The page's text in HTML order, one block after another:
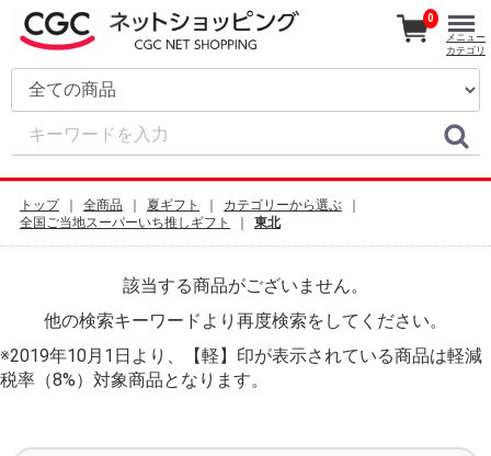
0
メニュー
カテゴリ
トップ 全商品 夏ギフト
カテゴリーから選ぶ
全国ご当地スーパーいち推しギフト
東北
該当する商品がございません。
他の検索キーワードより再度検索をしてください。
※2019年10月1日より、【軽】印が表示されている商品は軽減
税率（8%）対象商品となります。